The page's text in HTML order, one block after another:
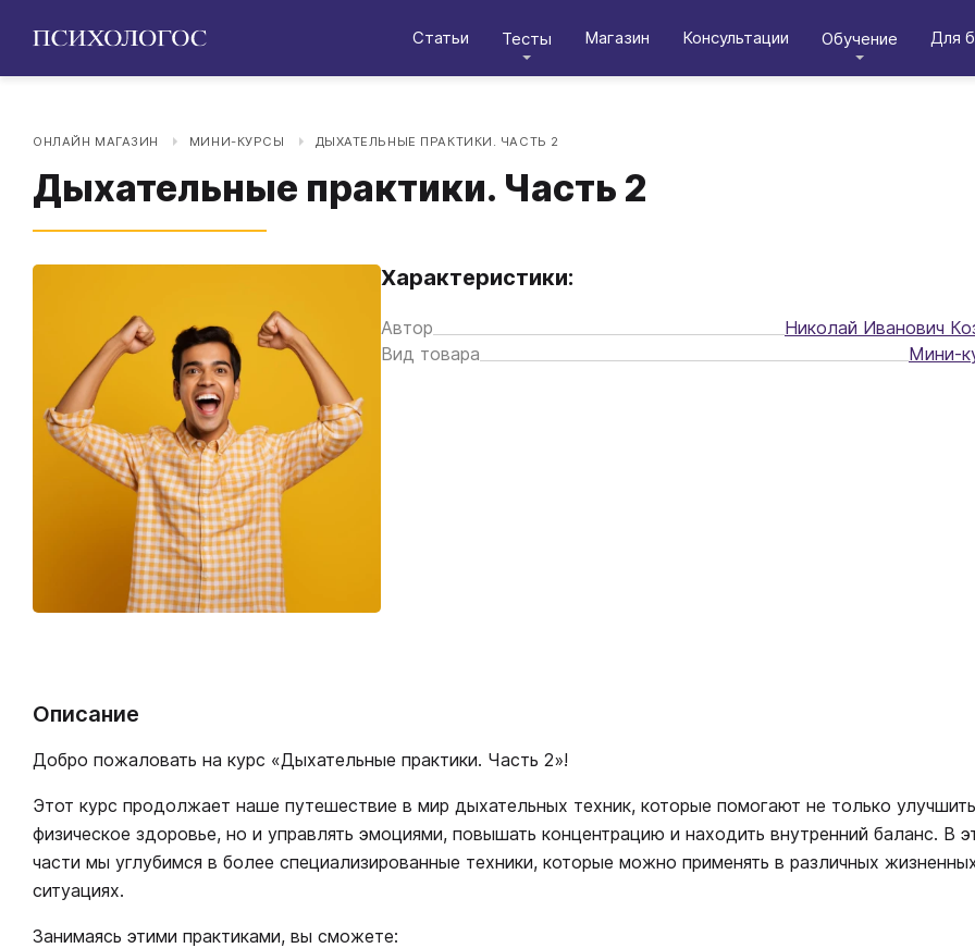
Статьи Тесты Магазин Консультации Обучение Для
ОНЛАЙН МАГАЗИН МИНИ-КУРСЫ ДЫХАТЕЛЬНЫЕ ПРАКТИКИ. ЧАСТЬ 2
Дыхательные практики. Часть 2
Характеристики:
Автор
Николай Иванович
Вид товара
Мини-
Описание
Добро пожаловать на курс «Дыхательные практики. Часть 2»!
Этот курс продолжает наше путешествие в мир дыхательных техник, которые помогают не только улучшить
физическое здоровье, но и управлять эмоциями, повышать концентрацию и находить внутренний баланс. В
части мы углубимся в более специализированные техники, которые можно применять в различных
ситуациях.
Занимаясь этими практиками, вы сможете: